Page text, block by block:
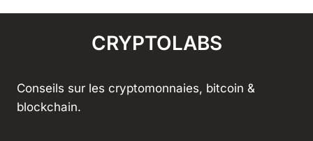
CRYPTOLABS
Conseils sur les cryptomonnaies, bitcoin &
blockchain.